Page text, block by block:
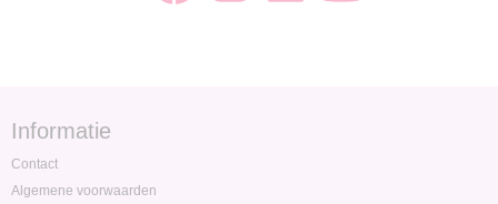
Informatie
Contact
Algemene voorwaarden